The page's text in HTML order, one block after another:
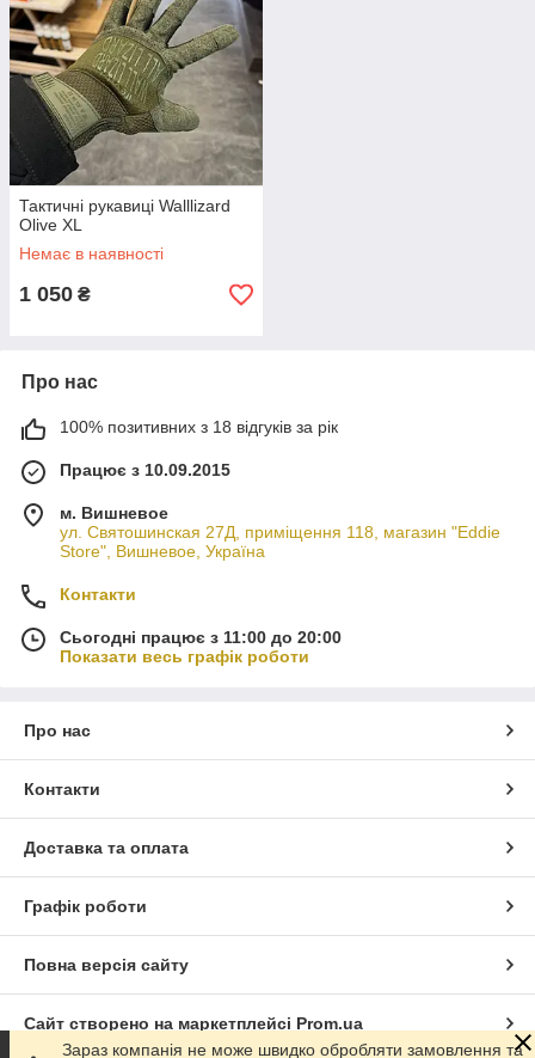
Тактичні рукавиці Walllizard
Olive XL
Немає в наявності
1 050 ₴
Про нас
100% позитивних з 18 відгуків за рік
Працює з 10.09.2015
м. Вишневое
ул. Святошинская 27Д, приміщення 118, магазин "Eddie
Store", Вишневое, Україна
Контакти
Сьогодні працює з 11:00 до 20:00
Показати весь графік роботи
Про нас
Контакти
Доставка та оплата
Графік роботи
Повна версія сайту
Сайт створено на маркетплейсі Prom.ua
Зараз компанія не може швидко обробляти замовлення та